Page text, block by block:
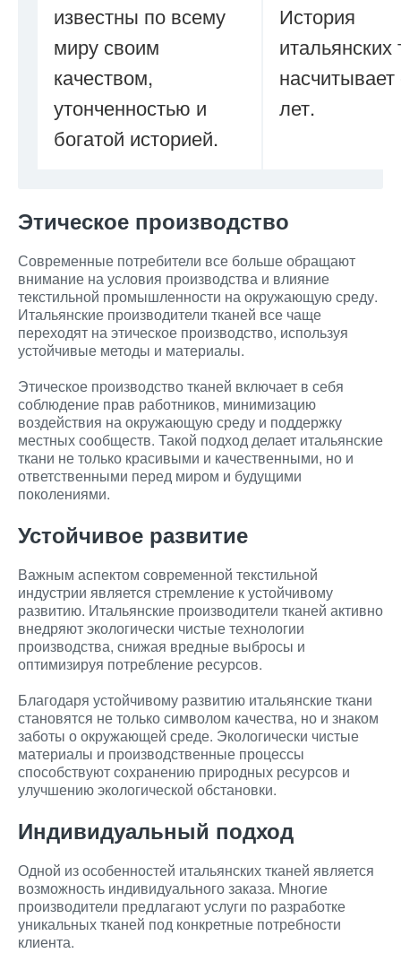
известны по всему
миру своим
качеством,
утонченностью и
богатой историей.
История
итальянских
насчитывает
лет.
Этическое производство
Современные потребители все больше обращают
внимание на условия производства и влияние
текстильной промышленности на окружающую среду.
Итальянские производители тканей все чаще
переходят на этическое производство, используя
устойчивые методы и материалы.
Этическое производство тканей включает в себя
соблюдение прав работников, минимизацию
воздействия на окружающую среду и поддержку
местных сообществ. Такой подход делает итальянские
ткани не только красивыми и качественными, но и
ответственными перед миром и будущими
поколениями.
Устойчивое развитие
Важным аспектом современной текстильной
индустрии является стремление к устойчивому
развитию. Итальянские производители тканей активно
внедряют экологически чистые технологии
производства, снижая вредные выбросы и
оптимизируя потребление ресурсов.
Благодаря устойчивому развитию итальянские ткани
становятся не только символом качества, но и знаком
заботы о окружающей среде. Экологически чистые
материалы и производственные процессы
способствуют сохранению природных ресурсов и
улучшению экологической обстановки.
Индивидуальный подход
Одной из особенностей итальянских тканей является
возможность индивидуального заказа. Многие
производители предлагают услуги по разработке
уникальных тканей под конкретные потребности
клиента.